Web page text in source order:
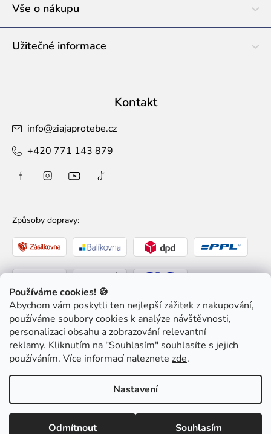
Používáme cookies! 🍪
Abychom vám poskytli ten nejlepší zážitek z nakupování,
používáme soubory cookies k analýze návštěvnosti,
personalizaci obsahu a zobrazování relevantní
reklamy. Kliknutím na "Souhlasím" souhlasíte s jejich
používáním. Více informací naleznete zde.
Nastavení
Odmítnout Souhlasím
Vše o nákupu
Užitečné informace
Kontakt
info@ziajaprotebe.cz
+420 771 143 879
Způsoby dopravy:
Způsoby platby:
Ziaja pro Tebe
vyhrazena.Upravit nastavení cookies